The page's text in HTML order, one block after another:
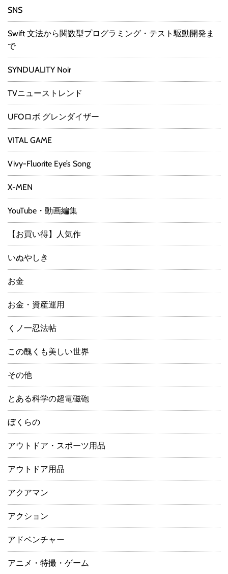
SNS
Swift 文法から関数型プログラミング・テスト駆動開発ま
で
SYNDUALITY Noir
TVニューストレンド
UFOロボ グレンダイザー
VITAL GAME
Vivy-Fluorite Eye’s Song
X-MEN
YouTube・動画編集
【お買い得】人気作
いぬやしき
お金
お金・資産運用
くノ一忍法帖
この醜くも美しい世界
その他
とある科学の超電磁砲
ぼくらの
アウトドア・スポーツ用品
アウトドア用品
アクアマン
アクション
アドベンチャー
アニメ・特撮・ゲーム